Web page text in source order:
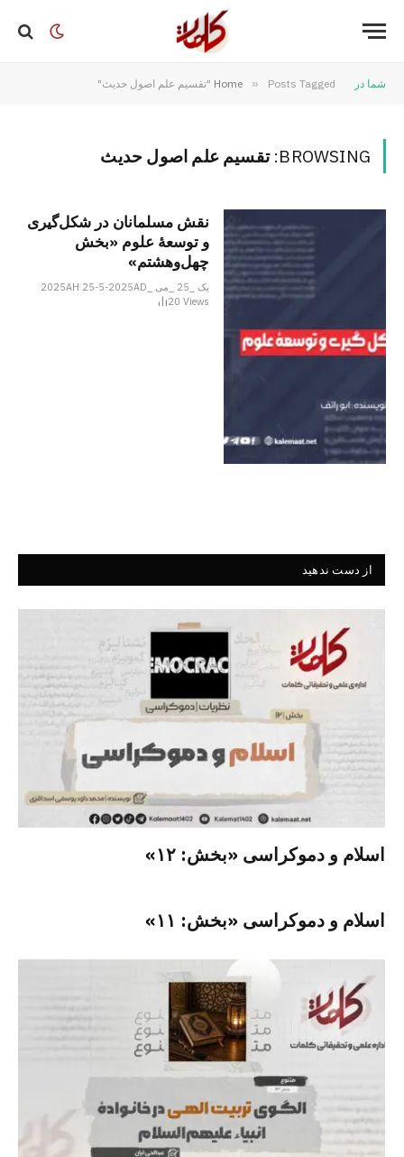
شما در Home » Posts Tagged "تقسیم علم اصول حدیث"
BROWSING: تقسیم علم اصول حدیث
نقش مسلمانان در شکل‌گیری
و توسعۀ علوم «بخش
چهل‌وهشتم»
یک _25 _می _2025AH 25-5-2025AD
20Views
از دست ندهید
اسلام و دموکراسی «بخش: ۱۲»
اسلام و دموکراسی «بخش: ۱۱»